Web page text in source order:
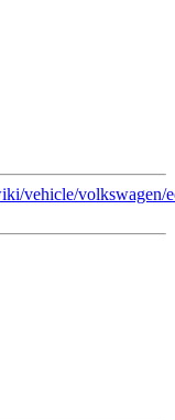
vehicle/volkswagen/